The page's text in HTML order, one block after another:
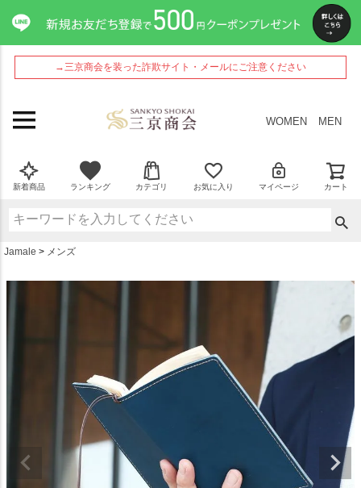
→三京商会を装った詐欺サイト・メールにご注意ください
WOMEN MEN
新着商品 ランキング カテゴリ お気に入り マイページ カート
Jamale メンズ
ペー
ジト
ップ
へ